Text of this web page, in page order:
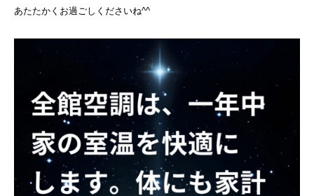
あたたかくお過ごしくださいね^^